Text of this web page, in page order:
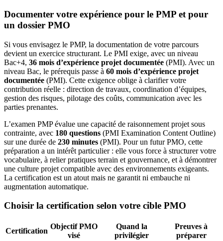
Documenter votre expérience pour le PMP et pour
un dossier PMO
Si vous envisagez le PMP, la documentation de votre parcours
devient un exercice structurant. Le PMI exige, avec un niveau
Bac+4, 36 mois d’expérience projet documentée (PMI). Avec un
niveau Bac, le prérequis passe à 60 mois d’expérience projet
documentée (PMI). Cette exigence oblige à clarifier votre
contribution réelle : direction de travaux, coordination d’équipes,
gestion des risques, pilotage des coûts, communication avec les
parties prenantes.
L’examen PMP évalue une capacité de raisonnement projet sous
contrainte, avec 180 questions (PMI Examination Content Outline)
sur une durée de 230 minutes (PMI). Pour un futur PMO, cette
préparation a un intérêt particulier : elle vous force à structurer votre
vocabulaire, à relier pratiques terrain et gouvernance, et à démontrer
une culture projet compatible avec des environnements exigeants.
La certification est un atout mais ne garantit ni embauche ni
augmentation automatique.
Choisir la certification selon votre cible PMO
Certification
Objectif PMO
visé
Quand la
privilégier
Preuves à
préparer